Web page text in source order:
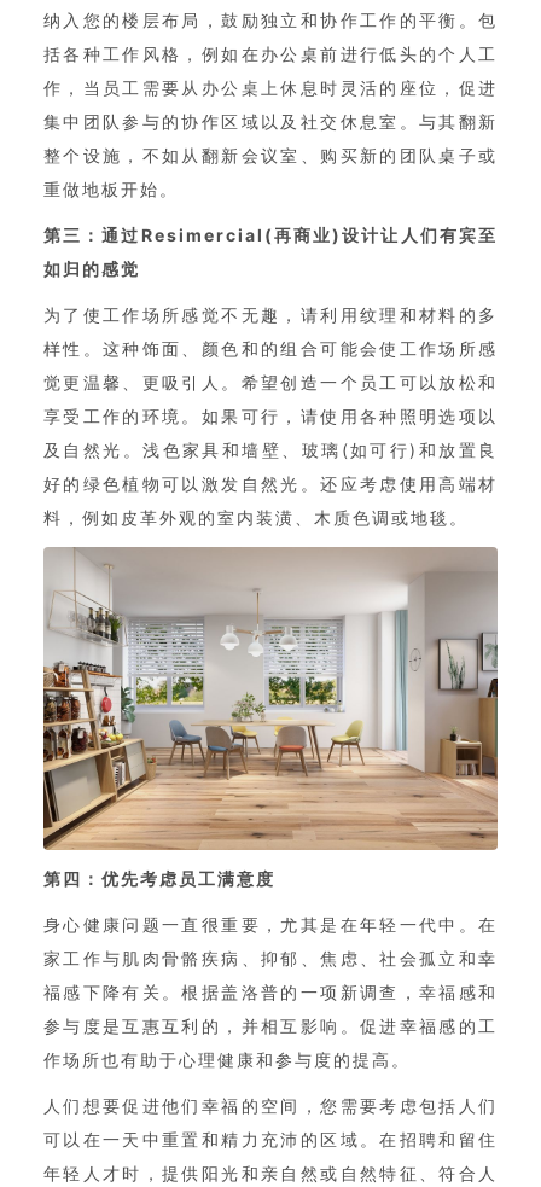
纳入您的楼层布局，鼓励独立和协作工作的平衡。包
括各种工作风格，例如在办公桌前进行低头的个人工
作，当员工需要从办公桌上休息时灵活的座位，促进
集中团队参与的协作区域以及社交休息室。与其翻新
整个设施，不如从翻新会议室、购买新的团队桌子或
重做地板开始。
第三：通过Resimercial(再商业)设计让人们有宾至
如归的感觉
为了使工作场所感觉不无趣，请利用纹理和材料的多
样性。这种饰面、颜色和的组合可能会使工作场所感
觉更温馨、更吸引人。希望创造一个员工可以放松和
享受工作的环境。如果可行，请使用各种照明选项以
及自然光。浅色家具和墙壁、玻璃(如可行)和放置良
好的绿色植物可以激发自然光。还应考虑使用高端材
料，例如皮革外观的室内装潢、木质色调或地毯。
第四：优先考虑员工满意度
身心健康问题一直很重要，尤其是在年轻一代中。在
家工作与肌肉骨骼疾病、抑郁、焦虑、社会孤立和幸
福感下降有关。根据盖洛普的一项新调查，幸福感和
参与度是互惠互利的，并相互影响。促进幸福感的工
作场所也有助于心理健康和参与度的提高。
人们想要促进他们幸福的空间，您需要考虑包括人们
可以在一天中重置和精力充沛的区域。在招聘和留住
年轻人才时，提供阳光和亲自然或自然特征、符合人